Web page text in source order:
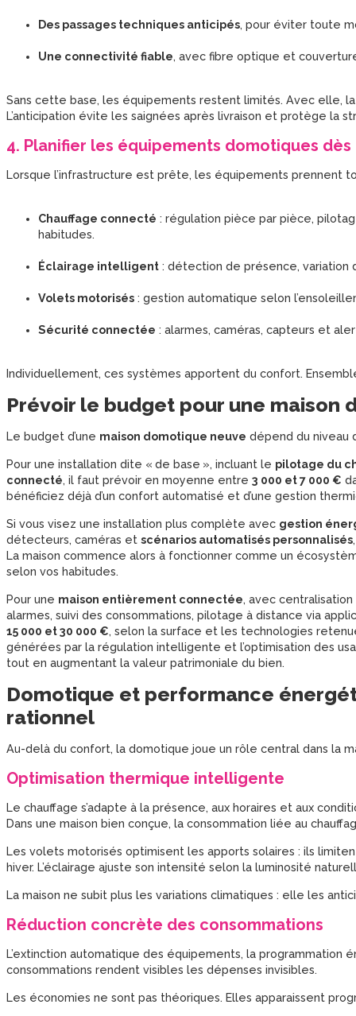
Des passages techniques anticipés, pour éviter toute
Une connectivité fiable, avec fibre optique et
Sans cette base, les équipements restent limités. Avec elle,
L’anticipation évite les saignées après livraison et protège la
4. Planifier les équipements domotiques
Lorsque l’infrastructure est prête, les équipements prennent
Chauffage connecté : régulation pièce par pièce,
habitudes.
Éclairage intelligent : détection de présence, variation
Volets motorisés : gestion automatique selon
Sécurité connectée : alarmes, caméras, capteurs et
Individuellement, ces systèmes apportent du confort.
Prévoir le budget pour une maison
Le budget d’une maison domotique neuve dépend du niveau
Pour une installation dite « de base », incluant le pilotage du
connecté, il faut prévoir en moyenne entre 3 000 et 7 000 €
bénéficiez déjà d’un confort automatisé et d’une gestion
Si vous visez une installation plus complète avec gestion
détecteurs, caméras et scénarios automatisés personnalisés
La maison commence alors à fonctionner comme un
selon vos habitudes.
Pour une maison entièrement connectée, avec
alarmes, suivi des consommations, pilotage à distance via
15 000 et 30 000 €, selon la surface et les technologies
générées par la régulation intelligente et l’optimisation des
tout en augmentant la valeur patrimoniale du bien.
Domotique et performance
rationnel
Au-delà du confort, la domotique joue un rôle central dans la
Optimisation thermique intelligente
Le chauffage s’adapte à la présence, aux horaires et aux
Dans une maison bien conçue, la consommation liée au
Les volets motorisés optimisent les apports solaires : ils
hiver. L’éclairage ajuste son intensité selon la luminosité
La maison ne subit plus les variations climatiques : elle les
Réduction concrète des consommations
L’extinction automatique des équipements, la
consommations rendent visibles les dépenses invisibles.
Les économies ne sont pas théoriques. Elles apparaissent